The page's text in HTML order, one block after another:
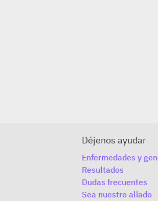
Déjenos ayudar
Enfermedades y
Resultados
Dudas frecuentes
Sea nuestro aliado